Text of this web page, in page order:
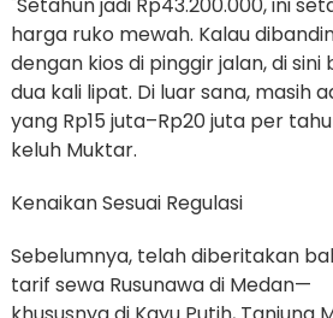
harga ruko mewah. Kalau
dengan kios di pinggir jalan, di sini
dua kali lipat. Di luar sana, masih
yang Rp15 juta–Rp20 juta per
keluh Muktar.
Kenaikan Sesuai Regulasi
Sebelumnya, telah diberitakan
tarif sewa Rusunawa di Medan—